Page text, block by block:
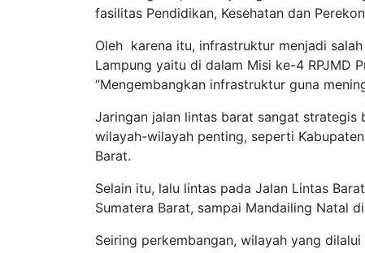
fasilitas Pendidikan, Kesehatan dan
Oleh karena itu, infrastruktur menjadi
Lampung yaitu di dalam Misi ke-4 RPJMD
“Mengembangkan infrastruktur guna
Jaringan jalan lintas barat sangat strategis
wilayah-wilayah penting, seperti
Barat.
Selain itu, lalu lintas pada Jalan Lintas
Sumatera Barat, sampai Mandailing Natal
Seiring perkembangan, wilayah yang